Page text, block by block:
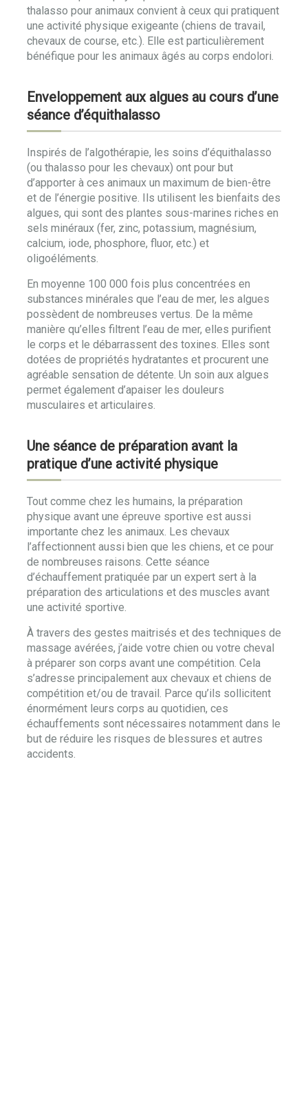
thalasso pour animaux convient à ceux qui pratiquent
une activité physique exigeante (chiens de travail,
chevaux de course, etc.). Elle est particulièrement
bénéfique pour les animaux âgés au corps endolori.
Enveloppement aux algues au cours d’une
séance d’équithalasso
Inspirés de l’algothérapie, les soins d’équithalasso
(ou thalasso pour les chevaux) ont pour but
d’apporter à ces animaux un maximum de bien-être
et de l’énergie positive. Ils utilisent les bienfaits des
algues, qui sont des plantes sous-marines riches en
sels minéraux (fer, zinc, potassium, magnésium,
calcium, iode, phosphore, fluor, etc.) et
oligoéléments.
En moyenne 100 000 fois plus concentrées en
substances minérales que l’eau de mer, les algues
possèdent de nombreuses vertus. De la même
manière qu’elles filtrent l’eau de mer, elles purifient
le corps et le débarrassent des toxines. Elles sont
dotées de propriétés hydratantes et procurent une
agréable sensation de détente. Un soin aux algues
permet également d’apaiser les douleurs
musculaires et articulaires.
Une séance de préparation avant la
pratique d’une activité physique
Tout comme chez les humains, la préparation
physique avant une épreuve sportive est aussi
importante chez les animaux. Les chevaux
l’affectionnent aussi bien que les chiens, et ce pour
de nombreuses raisons. Cette séance
d’échauffement pratiquée par un expert sert à la
préparation des articulations et des muscles avant
une activité sportive.
À travers des gestes maitrisés et des techniques de
massage avérées, j’aide votre chien ou votre cheval
à préparer son corps avant une compétition. Cela
s’adresse principalement aux chevaux et chiens de
compétition et/ou de travail. Parce qu’ils sollicitent
énormément leurs corps au quotidien, ces
échauffements sont nécessaires notamment dans le
but de réduire les risques de blessures et autres
accidents.